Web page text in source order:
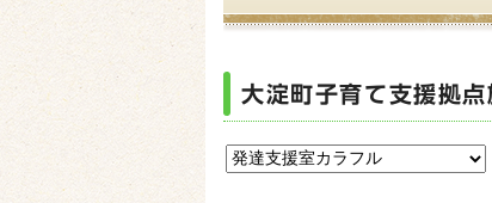
大淀町子育て支援拠